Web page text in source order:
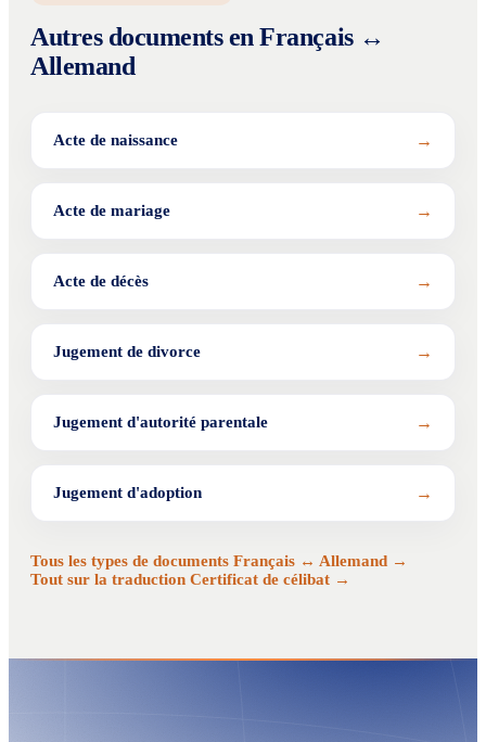
Autres documents en Français ↔
Allemand
Acte de naissance →
Acte de mariage →
Acte de décès →
Jugement de divorce →
Jugement d'autorité parentale →
Jugement d'adoption →
Tous les types de documents Français ↔ Allemand →
Tout sur la traduction Certificat de célibat →